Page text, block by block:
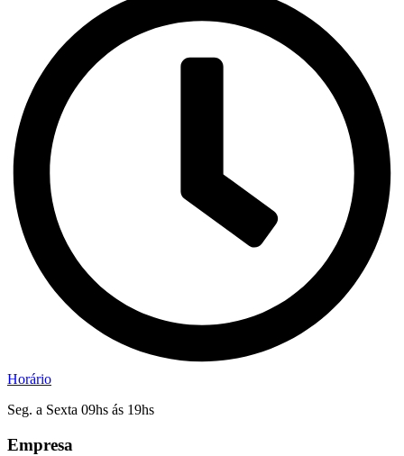
Horário
Seg. a Sexta 09hs ás 19hs
Empresa